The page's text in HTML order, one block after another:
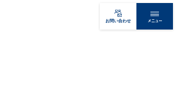
お問い合わせ メニュー